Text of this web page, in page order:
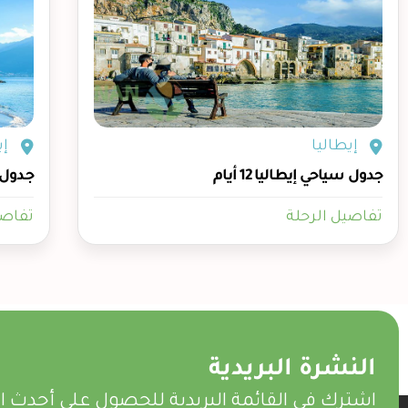
إيطاليا
جدول سياحي إيطاليا 12 أيام
تفاصيل الرحلة
جدول
النشرة البريدية
اشترك في القائمة البريدية للحصول على